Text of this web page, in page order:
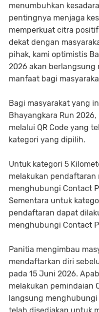
menumbuhkan
pentingnya menjaga
memperkuat citra
dekat dengan
pihak, kami optimistis
2026 akan berlangsung
manfaat bagi
Bagi masyarakat yang
Bhayangkara Run
melalui QR Code yang
kategori yang dipilih.
Untuk kategori 5
melakukan pendaftaran
menghubungi Contact
Sementara untuk
pendaftaran dapat
menghubungi Contact
Panitia mengimbau
mendaftarkan diri
pada 15 Juni 2026.
melakukan pemindaian
langsung
telah disediakan untuk